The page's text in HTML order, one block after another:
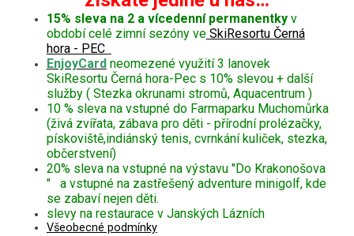
15% sleva na 2 a vícedenní permanentkyv
období celé zimní sezóny veSkiResortu Černá
hora - PEC
EnjoyCard neomezené využití 3 lanovek
SkiResortu Černá hora-Pec s 10% slevou + další
služby ( Stezka okrunami stromů, Aquacentrum )
10 % sleva na vstupné do Farmaparku Muchomůrka
(živá zvířata, zábava pro děti - přírodní prolézačky,
pískoviště,indiánský tenis, cvrnkání kuliček, stezka,
občerstvení)
20% sleva na vstupné na výstavu "Do Krakonošova
" a vstupné na zastřešený adventure minigolf, kde
se zabaví nejen děti.
slevy na restaurace v Janských Lázních
Všeobecné podmínky